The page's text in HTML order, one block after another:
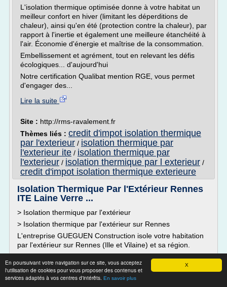
X
En poursuivant votre navigation sur ce site, vous acceptez
l'utilisation de cookies pour vous proposer des contenus et
services adaptés à vos centres d'intérêts. En savoir plus
L'isolation thermique optimisée donne à votre habitat un
meilleur confort en hiver (limitant les déperditions de
chaleur), ainsi qu'en été (protection contre la chaleur), par
rapport à l'inertie et également une meilleure étanchéité à
l'air. Économie d'énergie et maîtrise de la consommation.
Embellissement et agrément, tout en relevant les défis
écologiques... d'aujourd'hui
Notre certification Qualibat mention RGE, vous permet
d'engager des...
Lire la suite
Site : http://rms-ravalement.fr
Thèmes liés : credit d'impot isolation thermique
par l'exterieur / isolation thermique par
l'exterieur ite / isolation thermique par
l'exterieur / isolation thermique par l exterieur /
credit d'impot isolation thermique exterieure
Isolation Thermique Par l'Extérieur Rennes
ITE Laine Verre ...
> Isolation thermique par l'extérieur
> Isolation thermique par l'extérieur sur Rennes
L'entreprise GUEGUEN Construction isole votre habitation
par l'extérieur sur Rennes (Ille et Vilaine) et sa région.
d'isolation qui permet de protéger vos murs contre les
variations de températures et supprimer les ponts